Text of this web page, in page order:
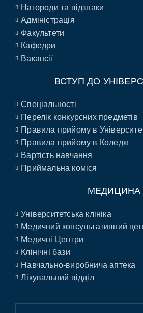
Нагороди та відзнаки
Адміністрація
Факультети
Кафедри
Вакансії
ВСТУП ДО
Спеціальності
Перелік конкурсних предметів
Правила прийому в
Правила прийому в Коледж
Вартість навчання
Приймальна коміся
МЕДИЦИНА
Університетська клініка
Медичний консультативний
Медичні Центри
Клінічні бази
Навчально-виробнича аптека
Лікувальний відділ